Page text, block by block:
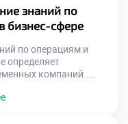
новое
быть готовы к
прогресс
[…]
знаний по
бизнес-сфере
по операциям и
определяет
компаний.
Бизнес ожидает